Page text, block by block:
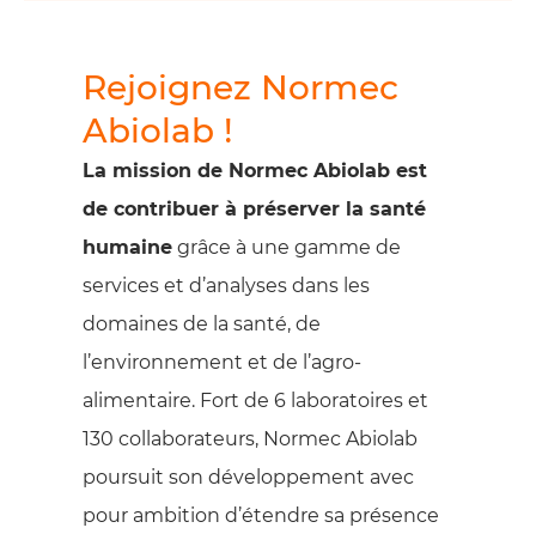
Rejoignez Normec
Abiolab !
La mission de Normec Abiolab est
de contribuer à préserver la santé
humaine grâce à une gamme de
services et d’analyses dans les
domaines de la santé, de
l’environnement et de l’agro-
alimentaire. Fort de 6 laboratoires et
130 collaborateurs, Normec Abiolab
poursuit son développement avec
pour ambition d’étendre sa présence